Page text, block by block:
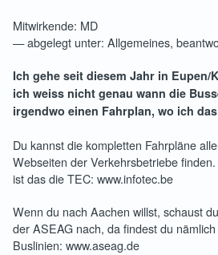
Mitwirkende: MD
— abgelegt unter: Allgemeines,
Ich gehe seit diesem Jahr in Eupen/
ich weiss nicht genau wann die
irgendwo einen Fahrplan, wo ich
Du kannst die kompletten Fahrpläne
Webseiten der Verkehrsbetriebe
ist das die TEC: www.infotec.be
Wenn du nach Aachen willst, schaust
der ASEAG nach, da findest du
Buslinien: www.aseag.de